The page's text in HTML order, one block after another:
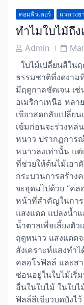
คอมพิวเตอร์ แวดวงย
ทำไมใบไม้ถึ
PostAdmin
Post
ใบไม้เปลี่ยนสีใน
ธรรมชาติที่งดงาม
มีฤดูกาลชัดเจน เ
อเมริกาเหนือ หล
เขียวสดกลับเปลี่ย
เข้มก่อนจะร่วงหล่
หนาว ปรากฏการ
หนาวลงเท่านั้น แต่
ที่ช่วยให้ต้นไม้เอา
กระบวนการสร้าง
จะอุดมไปด้วย “คล
หน้าที่สำคัญในการ
แสงแดด แปลงน้ำ
น้ำตาลเพื่อเลี้ยงตัว
ฤดูหนาว แสงแดดจ
สังเคราะห์แสงทำ
คลอโรฟิลล์ และส
ซ่อนอยู่ในใบไม้เริ่
อื่นในใบไม้ ในใบ
ฟิลล์สีเขียวบดบังไ